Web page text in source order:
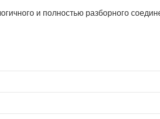
и полностью разборного